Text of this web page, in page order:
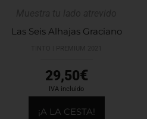
Las Seis Alhajas Graciano
29,50€
IVA incluido
¡A LA CESTA!